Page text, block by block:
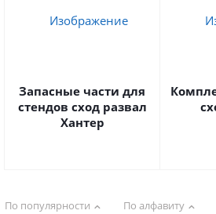
Запасные части для
стендов сход развал
Хантер
По популярности По алфавиту